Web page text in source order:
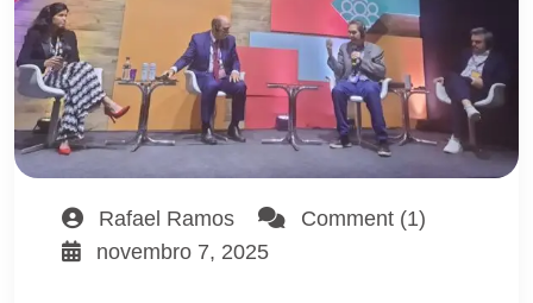
Rafael Ramos
Comment (1)
novembro 7, 2025